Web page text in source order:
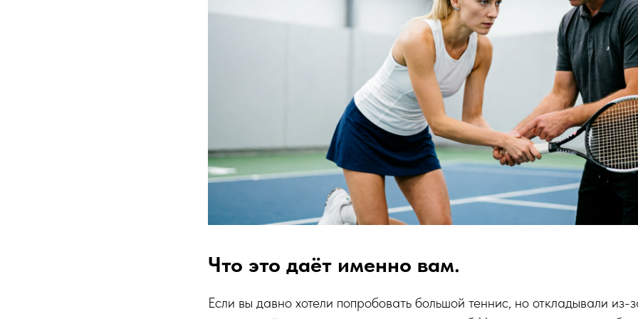
Что это даёт именно вам.
Если вы давно хотели попробовать большой теннис, но откладывали из-